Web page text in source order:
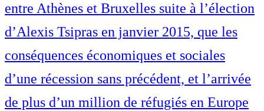
entre Athènes et Bruxelles suite à l’élection
d’Alexis Tsipras en janvier 2015, que les
conséquences économiques et sociales
d’une récession sans précédent, et l’arrivée
de plus d’un million de réfugiés en Europe